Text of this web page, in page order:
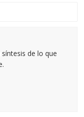
de lo que